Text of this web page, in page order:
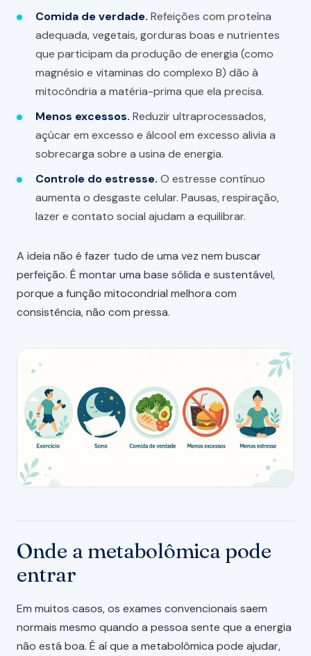
Comida de verdade. Refeições com proteína
adequada, vegetais, gorduras boas e nutrientes
que participam da produção de energia (como
magnésio e vitaminas do complexo B) dão à
mitocôndria a matéria-prima que ela precisa.
Menos excessos. Reduzir ultraprocessados,
açúcar em excesso e álcool em excesso alivia a
sobrecarga sobre a usina de energia.
Controle do estresse. O estresse contínuo
aumenta o desgaste celular. Pausas, respiração,
lazer e contato social ajudam a equilibrar.
A ideia não é fazer tudo de uma vez nem buscar
perfeição. É montar uma base sólida e sustentável,
porque a função mitocondrial melhora com
consistência, não com pressa.
Onde a metabolômica pode
entrar
Em muitos casos, os exames convencionais saem
normais mesmo quando a pessoa sente que a energia
não está boa. É aí que a metabolômica pode ajudar,